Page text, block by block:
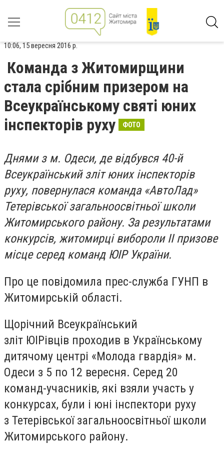
10:06, 15 вересня 2016 р.
Команда з Житомирщини
стала срібним призером на
Всеукраїнському святі юних
інспекторів руху
ФОТО
Днями з м. Одеси, де відбувся 40-й
Всеукраїнський зліт юних інспекторів
руху, повернулася команда «АвтоЛад»
Тетерівської загальноосвітньої школи
Житомирського району. За результатами
конкурсів, житомирці вибороли ІІ призове
місце серед команд ЮІР України.
Про це повідомила прес-служба ГУНП в
Житомирській області.
Щорічний Всеукраїнський
зліт ЮІРівців проходив в Українському
дитячому центрі «Молода гвардія» м.
Одеси з 5 по 12 вересня. Серед 20
команд-учасників, які взяли участь у
конкурсах, були і юні інспектори руху
з Тетерівської загальноосвітньої школи
Житомирського району.